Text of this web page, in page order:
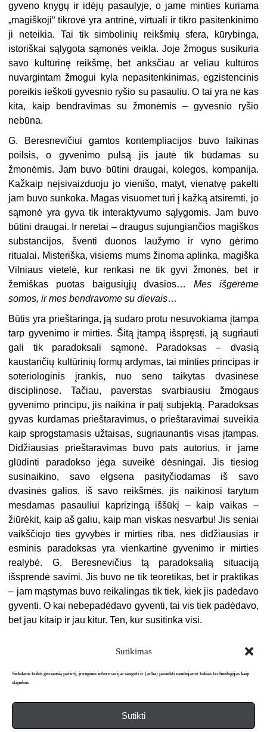
Sutikimas
Siekdami teikti geriausią patirtį, įrenginio informacijai saugoti ir (arba) pasiekti naudojame tokias technologijas kaip
slapukus.
Sutikti
gyveno knygų ir idėjų pasaulyje, o jame minties kuriama
„magiškoji“ tikrovė yra antrinė, virtuali ir tikro pasitenkinimo
ji neteikia. Tai tik simbolinių reikšmių sfera, kūrybinga,
istoriškai sąlygota sąmonės veikla. Joje žmogus susikuria
savo kultūrinę reikšmę, bet anksčiau ar vėliau kultūros
nuvargintam žmogui kyla nepasitenkinimas, egzistencinis
poreikis ieškoti gyvesnio ryšio su pasauliu. O tai yra ne kas
kita, kaip bendravimas su žmonėmis – gyvesnio ryšio
nebūna.
G. Beresnevičiui gamtos kontempliacijos buvo laikinas
poilsis, o gyvenimo pulsą jis jautė tik būdamas su
žmonėmis. Jam buvo būtini draugai, kolegos, kompanija.
Kažkaip neįsivaizduoju jo vienišo, matyt, vienatvę pakelti
jam buvo sunkoka. Magas visuomet turi į kažką atsiremti, jo
sąmonė yra gyva tik interaktyvumo sąlygomis. Jam buvo
būtini draugai. Ir neretai – draugus sujungiančios magiškos
substancijos, šventi duonos laužymo ir vyno gėrimo
ritualai. Misteriška, visiems mums žinoma aplinka, magiška
Vilniaus vietelė, kur renkasi ne tik gyvi žmonės, bet ir
žemiškas puotas baigusiųjų dvasios… Mes išgėrėme
somos, ir mes bendravome su dievais…
Būtis yra prieštaringa, ją sudaro protu nesuvokiama įtampa
tarp gyvenimo ir mirties. Šitą įtampą išspręsti, ją sugriauti
gali tik paradoksali sąmonė. Paradoksas – dvasią
kaustančių kultūrinių formų ardymas, tai minties principas ir
soteriologinis įrankis, nuo seno taikytas dvasinėse
disciplinose. Tačiau, paverstas svarbiausiu žmogaus
gyvenimo principu, jis naikina ir patį subjektą. Paradoksas
gyvas kurdamas prieštaravimus, o prieštaravimai suveikia
kaip sprogstamasis užtaisas, sugriaunantis visas įtampas.
Didžiausias prieštaravimas buvo pats autorius, ir jame
glūdinti paradokso jėga suveikė dėsningai. Jis tiesiog
susinaikino, savo elgsena pasityčiodamas iš savo
dvasinės galios, iš savo reikšmės, jis naikinosi tarytum
mesdamas pasauliui kaprizingą iššūkį – kaip vaikas –
žiūrėkit, kaip aš galiu, kaip man viskas nesvarbu! Jis seniai
vaikščiojo ties gyvybės ir mirties riba, nes didžiausias ir
esminis paradoksas yra vienkartinė gyvenimo ir mirties
realybė. G. Beresnevičius tą paradoksalią situaciją
išsprendė savimi. Jis buvo ne tik teoretikas, bet ir praktikas
– jam mąstymas buvo reikalingas tik tiek, kiek jis padėdavo
gyventi. O kai nebepadėdavo gyventi, tai vis tiek padėdavo,
bet jau kitaip ir jau kitur. Ten, kur susitinka visi.
Apie mus Redakcija Prenumerata